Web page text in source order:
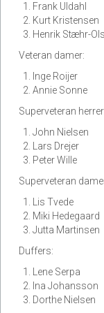
Frank Uldahl
Kurt Kristensen
Henrik Stæhr-
Veteran damer:
Inge Roijer
Annie Sonne
Superveteran
John Nielsen
Lars Drejer
Peter Wille
Superveteran
Lis Tvede
Miki Hedegaard
Jutta Martinsen
Duffers:
Lene Serpa
Ina Johansson
Dorthe Nielsen